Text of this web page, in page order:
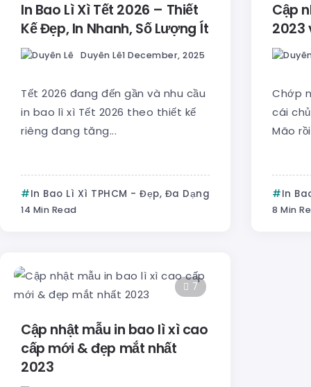
In Bao Lì Xì Tết 2026 – Thiết
Kế Đẹp, In Nhanh, Số Lượng Ít
Duyên Lê1 December, 2025
Tết 2026 đang đến gần và nhu cầu
in bao lì xì Tết 2026 theo thiết kế
riêng đang tăng...
In Bao Lì Xì TPHCM - Đẹp, Đa Dạng
14 Min Read
Cập
2023
Chớp
cái
Mão
In
8 Min
7
Cập nhật mẫu in bao lì xì cao
cấp mới & đẹp mắt nhất
2023